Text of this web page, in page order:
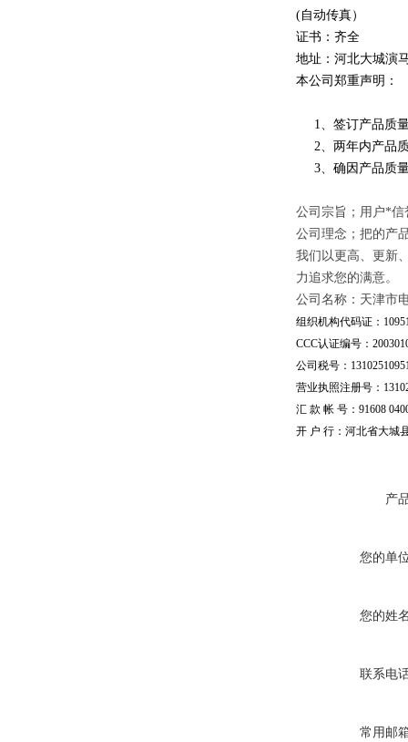
(自动传真）
证书：齐全
地址：河北大城演
本公司郑重声明：
1、签订产品质量
2、两年内产品质
3、确因产品质量
公司宗旨；用户*
公司理念；把的产
我们以更高、更新
力追求您的满意。
公司名称：天津市
组织机构代码证：
CCC认证编号：
公司税号：
营业执照注册号：
汇 款 帐 号：91608
开 户 行：河北省大城
产
您的单
您的姓
联系电
常用邮